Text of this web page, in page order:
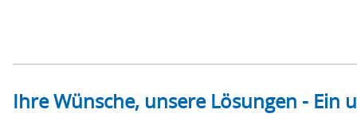
Ihre Wünsche, unsere Lösungen -